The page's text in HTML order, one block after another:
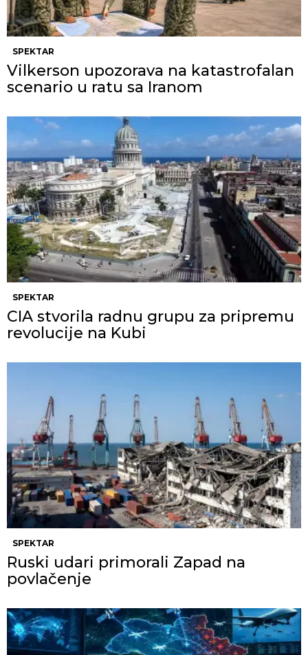
SPEKTAR
Vilkerson upozorava na katastrofalan
scenario u ratu sa Iranom
SPEKTAR
CIA stvorila radnu grupu za pripremu
revolucije na Kubi
SPEKTAR
Ruski udari primorali Zapad na
povlačenje